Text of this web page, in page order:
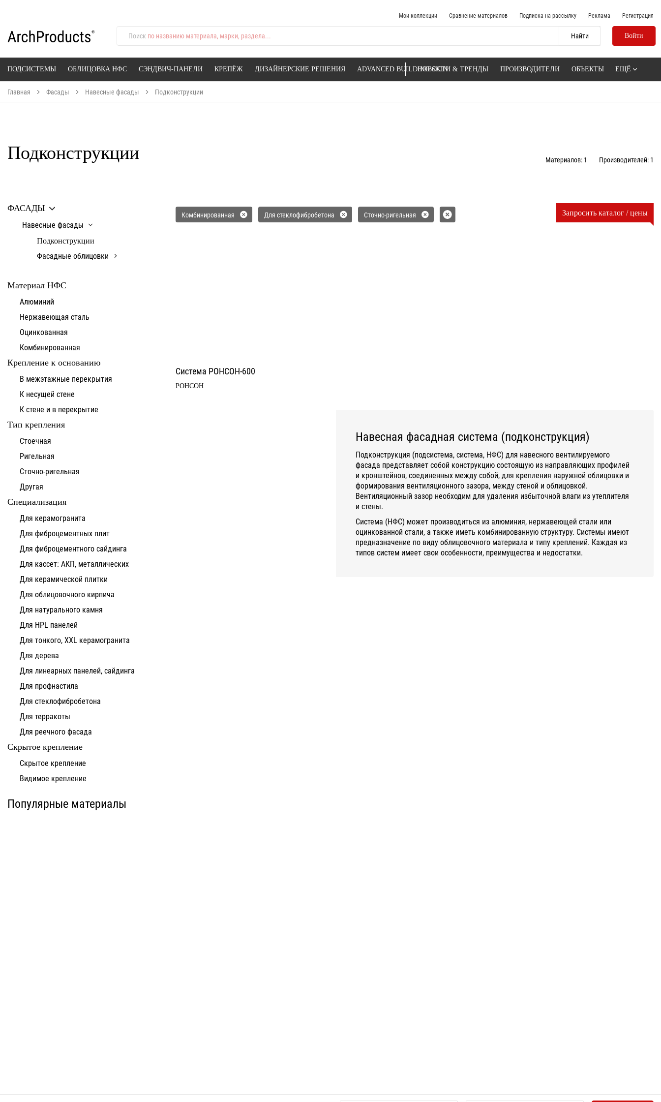
Мои коллекции Сравнение материалов Подписка на рассылку Реклама Регистрация
Поиск по названию материала, марки, раздела... Войти
ПОДСИСТЕМЫ ОБЛИЦОВКА НФС СЭНДВИЧ-ПАНЕЛИ КРЕПЁЖ ДИЗАЙНЕРСКИЕ РЕШЕНИЯ ADVANCED BUILDING SKINНОВОСТИ & ТРЕНДЫ ПРОИЗВОДИТЕЛИ ОБЪЕКТЫ ЕЩЁ
Главная Фасады Навесные фасады Подконструкции
Подконструкции Материалов: 1 Производителей: 1
ФАСАДЫ
Навесные фасады
Подконструкции
Фасадные облицовки
Материал НФС
Алюминий
Нержавеющая сталь
Оцинкованная
Комбинированная
Крепление к основанию
В межэтажные перекрытия
К несущей стене
К стене и в перекрытие
Тип крепления
Стоечная
Ригельная
Сточно-ригельная
Другая
Специализация
Для керамогранита
Для фиброцементных плит
Для фиброцементного сайдинга
Для кассет: АКП, металлических
Для керамической плитки
Для облицовочного кирпича
Для натурального камня
Для HPL панелей
Для тонкого, XXL керамогранита
Для дерева
Для линеарных панелей, сайдинга
Для профнастила
Для стеклофибробетона
Для терракоты
Для реечного фасада
Скрытое крепление
Скрытое крепление
Видимое крепление
Популярные материалы
Система для
облицовки
клинкерными
плитками «под
Альтернатива Альтернатива
Комбинированная Для стеклофибробетона Сточно-ригельная Запросить каталог / цены
Система РОНСОН-600
РОНСОН
Навесная фасадная система (подконструкция)
Подконструкция (подсистема, система, НФС) для навесного вентилируемого
фасада представляет собой конструкцию состоящую из направляющих профилей
и кронштейнов, соединенных между собой, для крепления наружной облицовки и
формирования вентиляционного зазора, между стеной и облицовкой.
Вентиляционный зазор необходим для удаления избыточной влаги из утеплителя
и стены.
Система (НФС) может производиться из алюминия, нержавеющей стали или
оцинкованной стали, а также иметь комбинированную структуру. Системы имеют
предназначение по виду облицовочного материала и типу креплений. Каждая из
типов систем имеет свои особенности, преимущества и недостатки.